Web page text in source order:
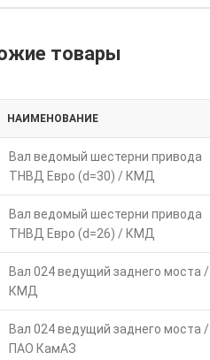
товары
НАИМЕНОВАНИЕ
Вал ведомый шестерни привода
ТНВД Евро (d=30) / КМД
Вал ведомый шестерни привода
ТНВД Евро (d=26) / КМД
Вал 024 ведущий заднего моста /
КМД
Вал 024 ведущий заднего моста /
ПАО КамАЗ